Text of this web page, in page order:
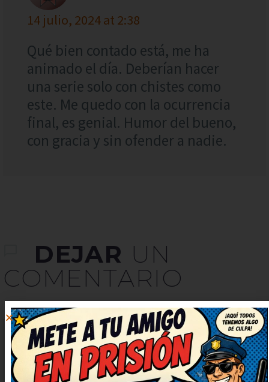
14 julio, 2024 at 2:38
Qué bien contado está, me ha
animado el día. Deberían hacer
una serie solo con chistes como
este. Me quedo con la ocurrencia
final, es genial. Humor del bueno,
con gracia y sin ofender a nadie.
DEJAR UN
COMENTARIO